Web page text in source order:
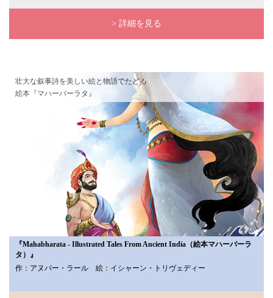
> 詳細を見る
壮大な叙事詩を美しい絵と物語でたどる
絵本『マハーバーラタ』
『Mahabharata - Illustrated Tales From Ancient India（絵本マハーバーラ
タ）』
作：アヌパー・ラール 絵：イシャーン・トリヴェディー